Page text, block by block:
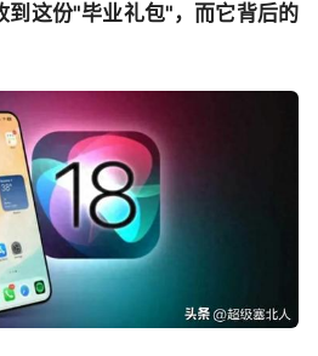
这份"毕业礼包"，而它背后的